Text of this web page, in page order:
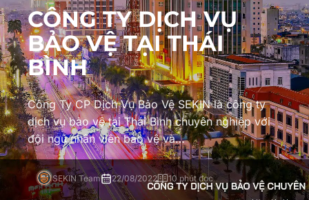
CÔNG TY DỊCH VỤ
BẢO VỆ TẠI THÁI
BÌNH
Công Ty CP Dịch Vụ Bảo Vệ SEKIN là công ty
dịch vụ bảo vệ tại Thái Bình chuyên nghiệp với
đội ngũ nhân viên bảo vệ và…
SEKIN Team 22/08/2022 10 phút đọc